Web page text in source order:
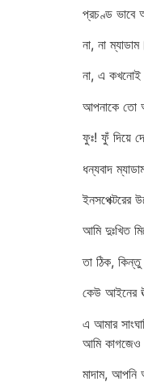
প্রচণ্ড ভাবে
না, না
না, এ কখনোই
আপনাকে তো
ফুঃ! ফুঁ দিয়ে
ধন্যবাদ
ইনসপেক্টরের
আমি দুঃখিত
তা ঠিক,
কেউ আইনের
এ আমার
আমি কাগজেও
মাদাম, আপনি